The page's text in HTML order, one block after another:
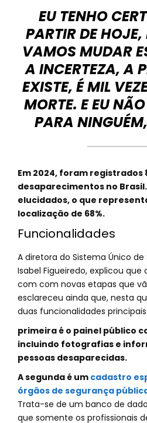
EU TENHO
PARTIR DE
VAMOS MUDAR
A INCERTEZA, A
EXISTE, É MIL
MORTE. E EU
PARA
Em 2024, foram registrados
desaparecimentos no Brasil.
elucidados, o que
localização de 68%.
Funcionalidades
A diretora do Sistema Único de
Isabel Figueiredo, explicou
com com novas etapas que
esclareceu ainda que, nesta
duas funcionalidades
primeira é o painel público
incluindo fotografias e
pessoas desaparecidas.
A segunda é um cadastro
órgãos de segurança
Trata-se de um banco de
que somente os profissionais